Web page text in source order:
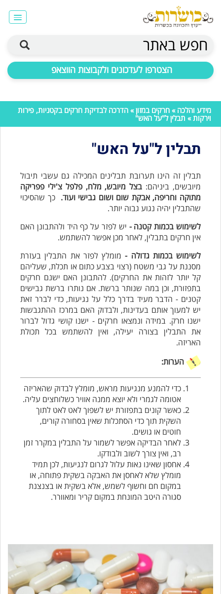
חפש באתר
הצטרפו לעדכונים ולקבוצות הווצאפ
מידע והלכה » חרקים במזון» הדרכה לבדיקת חרקים בקטניות, פירות
וירקות» תבלין ל"על האש"
תבלין ל"על האש"
תבלין זה הינו תערובת תבלינים המכילה גם עשבי תיבול
מיובשים, ביניהם: בצל מיובש, מלח, פלפל צ'ילי פפריקה
מתוקה וחריפה, אבקת שום ושום גבישי ועוד. כך שהסיכוי
שהתבלין יהיה נגוע גבוה יותר.
לשימוש בכמות קטנה - יש לפזר על כף היד ולהתבונן האם
אין חרקים בתבלין, לאחר מכן אפשר להשתמש.
לשימוש בכמות גדולה - מומלץ לפזר את התבלין בעזרת
מסננת על גבי משטח (רצוי בצבע כתום או תכלת, שעליהם
קל יותר לזהות את החרקים). להתבונן האם ישנם חרקים
בתפזורת, וכן במה שנותר ברשת. אם נותרו ברשת גבישים
קטנים - הדבר מעיד בדרך כלל על נגיעות, כדי לברר זאת
יש למעוך אותם בעדינות, ולבדוק האם במרכז ההתגבשות
ישנו חרק. במידה ונמצאו חרקים - ישנו קושי גדול לברור
את התבלין בצורה יעילה, ואין להשתמש בכל תכולת
האריזה.
הערות:
כדי להמנע מנגיעות מראש, מומלץלבדוק שהאריזה
אטומה לגמרי ולא יוצא ממנה אוויר כשלוחצים עליה.
כאשר קונים בתפזורת יש לשפוך לאט לאט לתוך
השקית תוך כדי הסתכלות שאין בסחורה קורים,
חוטים או גושים.
לאחר הבדיקה אפשר לשמור על התבלין במקרר זמן
רב, ואין צורך לשוב ולבודקו.
אחסון שאינו נאות עלול לגרום לנגיעות, לכן תמיד
מומלץ שלא לאחסן את האבקה בשקית פתוחה, או
במקום חם וחשוף לשמש, אלא בשקית או בצנצנת
סגורה היטב המונחת במקום קריר ומאוורר.